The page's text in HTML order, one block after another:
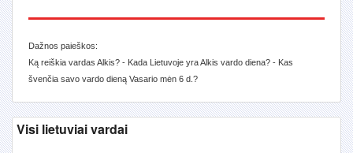
Dažnos paieškos:
Ką reiškia vardas Alkis? - Kada Lietuvoje yra Alkis vardo diena? - Kas
švenčia savo vardo dieną Vasario mėn 6 d.?
Visi lietuviai vardai